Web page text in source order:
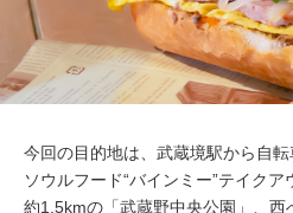
今回の目的地は、武蔵境駅から自
ソウルフード“バインミー”テイク
約1.5kmの「武蔵野中央公園」、西